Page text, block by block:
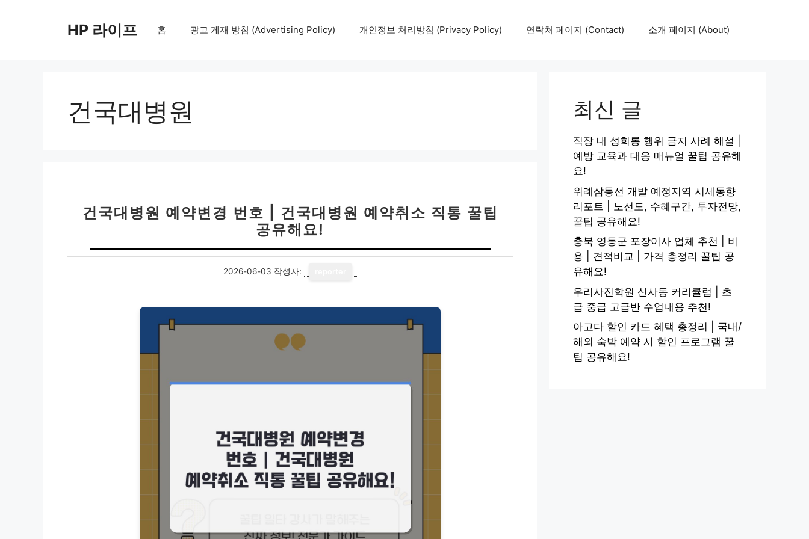
HP 라이프 홈 광고 게재 방침 (Advertising Policy) 개인정보 처리방침 (Privacy Policy) 연락처 페이지 (Contact) 소개 페이지 (About)
건국대병원
건국대병원 예약변경 번호 | 건국대병원 예약취소 직통 꿀팁
공유해요!
2026-06-03 작성자:
최신 글
직장 내 성희롱 행위 금지 사례 해설 |
예방 교육과 대응 매뉴얼 꿀팁 공유해
요!
위례삼동선 개발 예정지역 시세동향
리포트 | 노선도, 수혜구간, 투자전망,
꿀팁 공유해요!
충북 영동군 포장이사 업체 추천 | 비
용 | 견적비교 | 가격 총정리 꿀팁 공
유해요!
우리사진학원 신사동 커리큘럼 | 초
급 중급 고급반 수업내용 추천!
아고다 할인 카드 혜택 총정리 | 국내/
해외 숙박 예약 시 할인 프로그램 꿀
팁 공유해요!